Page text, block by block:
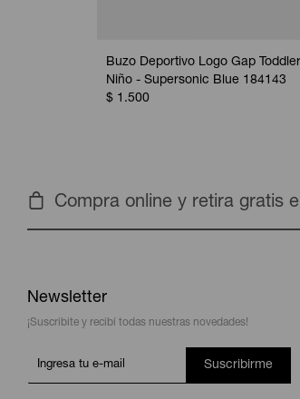
Buzo Deportivo Logo Gap Toddler
Niño - Supersonic Blue 184143
$ 1.500
Compra online y retira gratis
Newsletter
¡Suscribite y recibí todas nuestras novedades!
Suscribirme